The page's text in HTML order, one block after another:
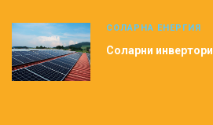
СОЛАРНА ЕНЕРГИЯ
Соларни инвертори